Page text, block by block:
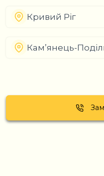
Кривий Ріг
Кам’янець-